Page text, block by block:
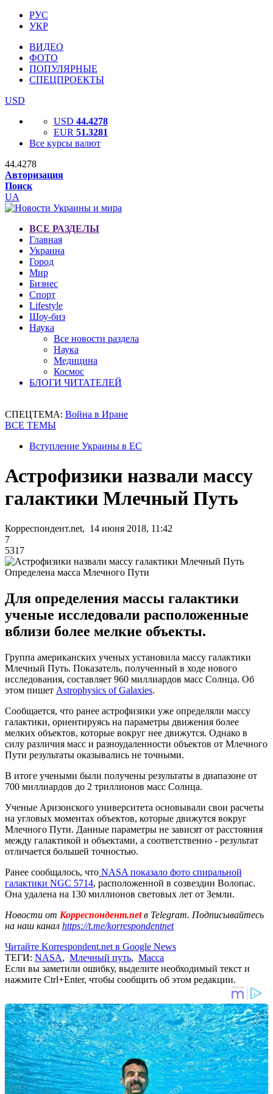
РУС
УКР
ВИДЕО
ФОТО
ПОПУЛЯРНЫЕ
СПЕЦПРОЕКТЫ
USD
USD 44.4278
EUR 51.3281
Все курсы валют
44.4278
Авторизация
Поиск
UA
ВСЕ РАЗДЕЛЫ
Главная
Украина
Город
Мир
Бизнес
Спорт
Lifestyle
Шоу-биз
Наука
Все новости раздела
Наука
Медицина
Космос
БЛОГИ ЧИТАТЕЛЕЙ
СПЕЦТЕМА: Война в Иране
ВСЕ ТЕМЫ
Вступление Украины в ЕС
Астрофизики назвали массу
галактики Млечный Путь
Корреспондент.net, 14 июня 2018, 11:42
7
5317
Определена масса Млечного Пути
Для определения массы галактики
ученые исследовали расположенные
вблизи более мелкие объекты.
Группа американских ученых установила массу галактики
Млечный Путь. Показатель, полученный в ходе нового
исследования, составляет 960 миллиардов масс Солнца. Об
этом пишет Astrophysics of Galaxies.
Сообщается, что ранее астрофизики уже определяли массу
галактики, ориентируясь на параметры движения более
мелких объектов, которые вокруг нее движутся. Однако в
силу различия масс и разноудаленности объектов от Млечного
Пути результаты оказывались не точными.
В итоге учеными были получены результаты в диапазоне от
700 миллиардов до 2 триллионов масс Солнца.
Ученые Аризонского университета основывали свои расчеты
на угловых моментах объектов, которые движутся вокруг
Млечного Пути. Данные параметры не зависят от расстояния
между галактикой и объектами, а соответственно - результат
отличается большей точностью.
Ранее сообщалось, что NASA показало фото спиральной
галактики NGC 5714, расположенной в созвездии Волопас.
Она удалена на 130 миллионов световых лет от Земли.
Новости от Корреспондент.netв Telegram. Подписывайтесь
на наш канал https://t.me/korrespondentnet
Читайте Korrespondent.net в Google News
ТЕГИ: NASA, Млечный путь, Масса
Если вы заметили ошибку, выделите необходимый текст и
нажмите Ctrl+Enter, чтобы сообщить об этом редакции.